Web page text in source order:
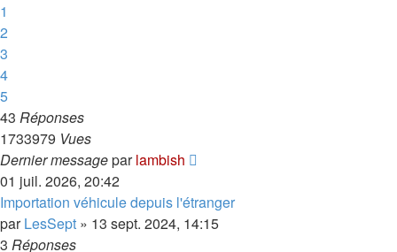
1
2
3
4
5
43 Réponses
1733979 Vues
Dernier messageparlambish
01 juil. 2026, 20:42
Importation véhicule depuis l'étranger
parLesSept » 13 sept. 2024, 14:15
3 Réponses